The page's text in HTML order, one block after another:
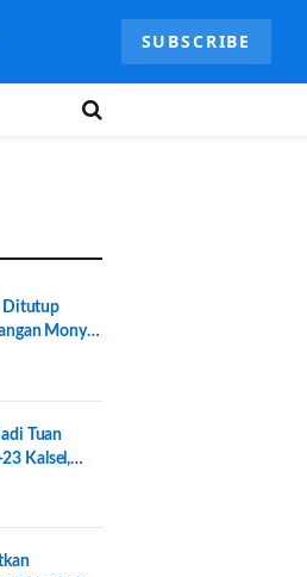
SUBSCRIBE
Ditutup
Monyet
Tuan
Kalsel,